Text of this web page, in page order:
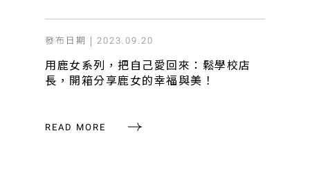
發布日期 | 2023.09.20
用鹿女系列，把自己愛回來：鬆學校店
長，開箱分享鹿女的幸福與美！
READ MORE